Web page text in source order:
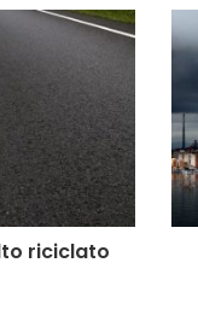
riciclato